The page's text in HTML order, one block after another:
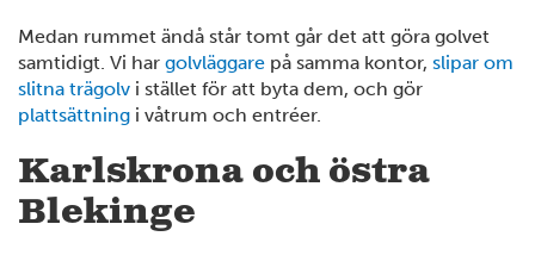
Medan rummet ändå står tomt går det att göra golvet
samtidigt. Vi har golvläggare på samma kontor, slipar om
slitna trägolv i stället för att byta dem, och gör
plattsättning i våtrum och entréer.
Karlskrona och östra
Blekinge